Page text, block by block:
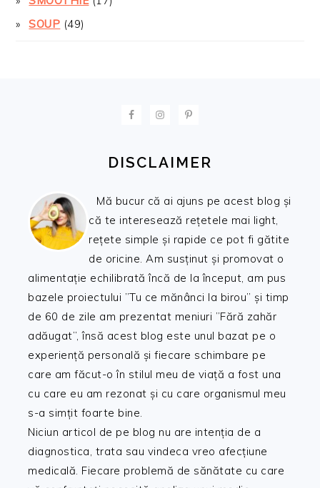
SOUP (49)
DISCLAIMER
Mă bucur că ai ajuns pe acest blog și
că te interesează rețetele mai light,
rețete simple și rapide ce pot fi gătite
de oricine. Am susținut și promovat o
alimentație echilibrată încă de la început, am pus
bazele proiectului ”Tu ce mănânci la birou” și timp
de 60 de zile am prezentat meniuri ”Fără zahăr
adăugat”, însă acest blog este unul bazat pe o
experiență personală și fiecare schimbare pe
care am făcut-o în stilul meu de viață a fost una
cu care eu am rezonat și cu care organismul meu
s-a simțit foarte bine.
Niciun articol de pe blog nu are intenția de a
diagnostica, trata sau vindeca vreo afecțiune
medicală. Fiecare problemă de sănătate cu care